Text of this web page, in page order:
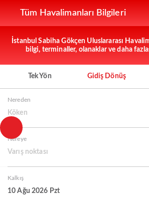
Tüm Havalimanları Bilgileri
İstanbul Sabiha Gökçen Uluslararası
bilgi, terminaller, olanaklar ve daha
Tek Yön Gidiş Dönüş
Nereden
Köken
Nereye
Varış noktası
Kalkış
10 Ağu 2026 Pzt